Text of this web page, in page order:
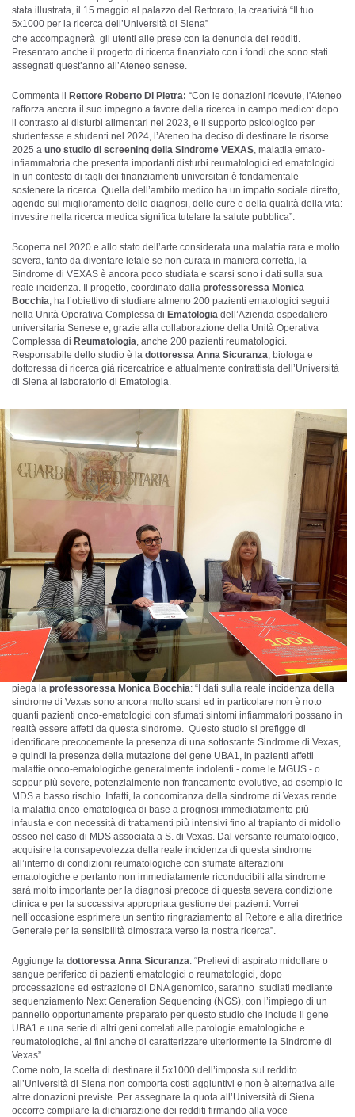
stata illustrata, il 15 maggio al palazzo del Rettorato, la creatività “Il tuo
5x1000 per la ricerca dell’Università di Siena”
che accompagnerà gli utenti alle prese con la denuncia dei redditi.
Presentato anche il progetto di ricerca finanziato con i fondi che sono stati
assegnati quest’anno all’Ateneo senese.
Commenta il Rettore Roberto Di Pietra: “Con le donazioni ricevute, l'Ateneo
rafforza ancora il suo impegno a favore della ricerca in campo medico: dopo
il contrasto ai disturbi alimentari nel 2023, e il supporto psicologico per
studentesse e studenti nel 2024, l’Ateneo ha deciso di destinare le risorse
2025 a uno studio di screening della Sindrome VEXAS , malattia emato-
infiammatoria che presenta importanti disturbi reumatologici ed ematologici.
In un contesto di tagli dei finanziamenti universitari è fondamentale
sostenere la ricerca. Quella dell’ambito medico ha un impatto sociale diretto,
agendo sul miglioramento delle diagnosi, delle cure e della qualità della vita:
investire nella ricerca medica significa tutelare la salute pubblica”.
Scoperta nel 2020 e allo stato dell’arte considerata una malattia rara e molto
severa, tanto da diventare letale se non curata in maniera corretta, la
Sindrome di VEXAS è ancora poco studiata e scarsi sono i dati sulla sua
reale incidenza. Il progetto, coordinato dalla professoressa Monica
Bocchia , ha l’obiettivo di studiare almeno 200 pazienti ematologici seguiti
nella Unità Operativa Complessa di Ematologia dell’Azienda ospedaliero-
universitaria Senese e, grazie alla collaborazione della Unità Operativa
Complessa di Reumatologia , anche 200 pazienti reumatologici.
Responsabile dello studio è la dottoressa Anna Sicuranza , biologa e
dottoressa di ricerca già ricercatrice e attualmente contrattista dell’Università
di Siena al laboratorio di Ematologia.
piega la professoressa Monica Bocchia: “I dati sulla reale incidenza della
sindrome di Vexas sono ancora molto scarsi ed in particolare non è noto
quanti pazienti onco-ematologici con sfumati sintomi infiammatori possano in
realtà essere affetti da questa sindrome. Questo studio si prefigge di
identificare precocemente la presenza di una sottostante Sindrome di Vexas,
e quindi la presenza della mutazione del gene UBA1, in pazienti affetti
malattie onco-ematologiche generalmente indolenti - come le MGUS - o
seppur più severe, potenzialmente non francamente evolutive, ad esempio le
MDS a basso rischio. Infatti, la concomitanza della sindrome di Vexas rende
la malattia onco-ematologica di base a prognosi immediatamente più
infausta e con necessità di trattamenti più intensivi fino al trapianto di midollo
osseo nel caso di MDS associata a S. di Vexas. Dal versante reumatologico,
acquisire la consapevolezza della reale incidenza di questa sindrome
all’interno di condizioni reumatologiche con sfumate alterazioni
ematologiche e pertanto non immediatamente riconducibili alla sindrome
sarà molto importante per la diagnosi precoce di questa severa condizione
clinica e per la successiva appropriata gestione dei pazienti. Vorrei
nell’occasione esprimere un sentito ringraziamento al Rettore e alla direttrice
Generale per la sensibilità dimostrata verso la nostra ricerca”.
Aggiunge la dottoressa Anna Sicuranza: “Prelievi di aspirato midollare o
sangue periferico di pazienti ematologici o reumatologici, dopo
processazione ed estrazione di DNA genomico, saranno studiati mediante
sequenziamento Next Generation Sequencing (NGS), con l’impiego di un
pannello opportunamente preparato per questo studio che include il gene
UBA1 e una serie di altri geni correlati alle patologie ematologiche e
reumatologiche, ai fini anche di caratterizzare ulteriormente la Sindrome di
Vexas”.
Come noto, la scelta di destinare il 5x1000 dell’imposta sul reddito
all’Università di Siena non comporta costi aggiuntivi e non è alternativa alle
altre donazioni previste. Per assegnare la quota all’Università di Siena
occorre compilare la dichiarazione dei redditi firmando alla voce